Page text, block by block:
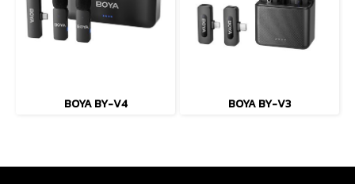
BOYA BY-V4 BOYA BY-V3